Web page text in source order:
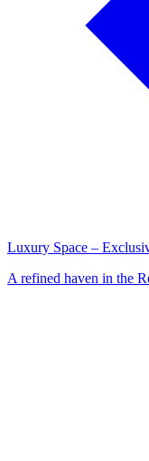
Luxury Space –
A refined haven in the